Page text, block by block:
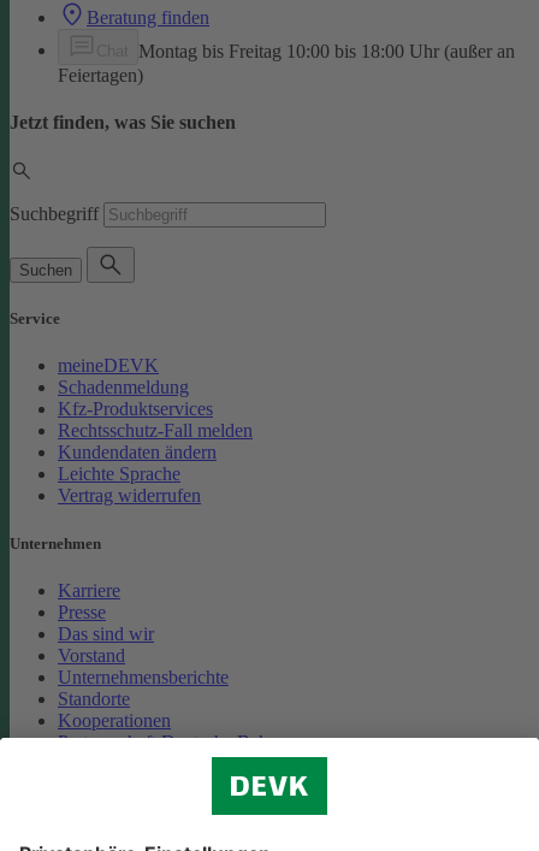
Beratung finden
Montag bis Freitag 10:00 bis 18:00 Uhr (außer an
Feiertagen)
Jetzt finden, was Sie suchen
Suchbegriff
Suchen
Service
meineDEVK
Schadenmeldung
Kfz-Produktservices
Rechtsschutz-Fall melden
Kundendaten ändern
Leichte Sprache
Vertrag widerrufen
Unternehmen
Karriere
Presse
Das sind wir
Vorstand
Unternehmensberichte
Standorte
Kooperationen
Partnerschaft Deutsche Bahn